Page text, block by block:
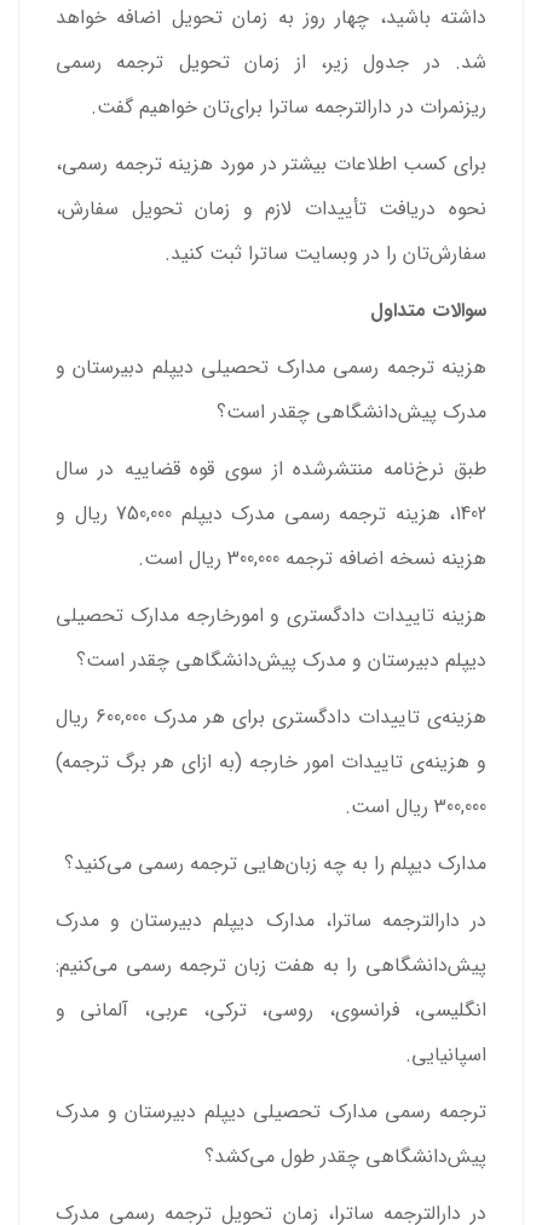
داشته باشید، چهار روز به زمان تحویل اضافه خواهد
شد. در جدول زیر، از زمان تحویل ترجمه رسمی
ریزنمرات در دارالترجمه ساترا برای‌تان خواهیم گفت.
برای کسب اطلاعات بیشتر در مورد هزینه ترجمه رسمی،
نحوه دریافت تأییدات لازم و زمان تحویل سفارش،
سفارش‌تان را در وبسایت ساترا ثبت کنید.
سوالات متداول
هزینه ترجمه رسمی مدارک تحصیلی دیپلم دبیرستان و
مدرک پیش‌دانشگاهی چقدر است؟
طبق نرخ‌نامه منتشرشده از سوی قوه قضاییه در سال
1402، هزینه ترجمه رسمی مدرک دیپلم 750,000 ریال و
هزینه نسخه اضافه ترجمه 300,000 ریال است.
هزینه تاییدات دادگستری و امورخارجه مدارک تحصیلی
دیپلم دبیرستان و مدرک پیش‌دانشگاهی چقدر است؟
هزینه‌ی تاییدات دادگستری برای هر مدرک 600,000 ریال
و هزینه‌ی تاییدات امور خارجه (به ازای هر برگ ترجمه)
300,000 ریال است.
مدارک دیپلم را به چه زبان‌هایی ترجمه رسمی می‌کنید؟
در دارالترجمه ساترا، مدارک دیپلم دبیرستان و مدرک
پیش‌دانشگاهی را به هفت زبان ترجمه رسمی می‌کنیم:
انگلیسی، فرانسوی، روسی، ترکی، عربی، آلمانی و
اسپانیایی.
ترجمه رسمی مدارک تحصیلی دیپلم دبیرستان و مدرک
پیش‌دانشگاهی چقدر طول می‌کشد؟
در دارالترجمه ساترا، زمان تحویل ترجمه رسمی مدرک